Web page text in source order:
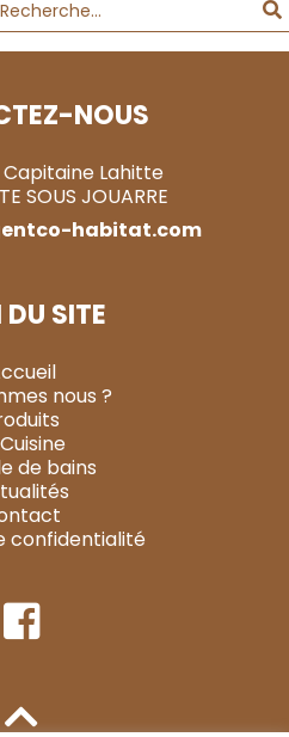
NOUS
Capitaine Lahitte
SOUS JOUARRE
habitat.com
DU SITE
nous ?
de bains
confidentialité